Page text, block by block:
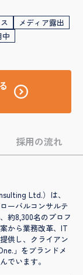
メディア露出
中
採用の流れ
Ltd.）は、
ーバルコンサルテ
約8,300名のプロフ
から業務改革、IT
供し、クライアン
」をブランドメ
でいます。